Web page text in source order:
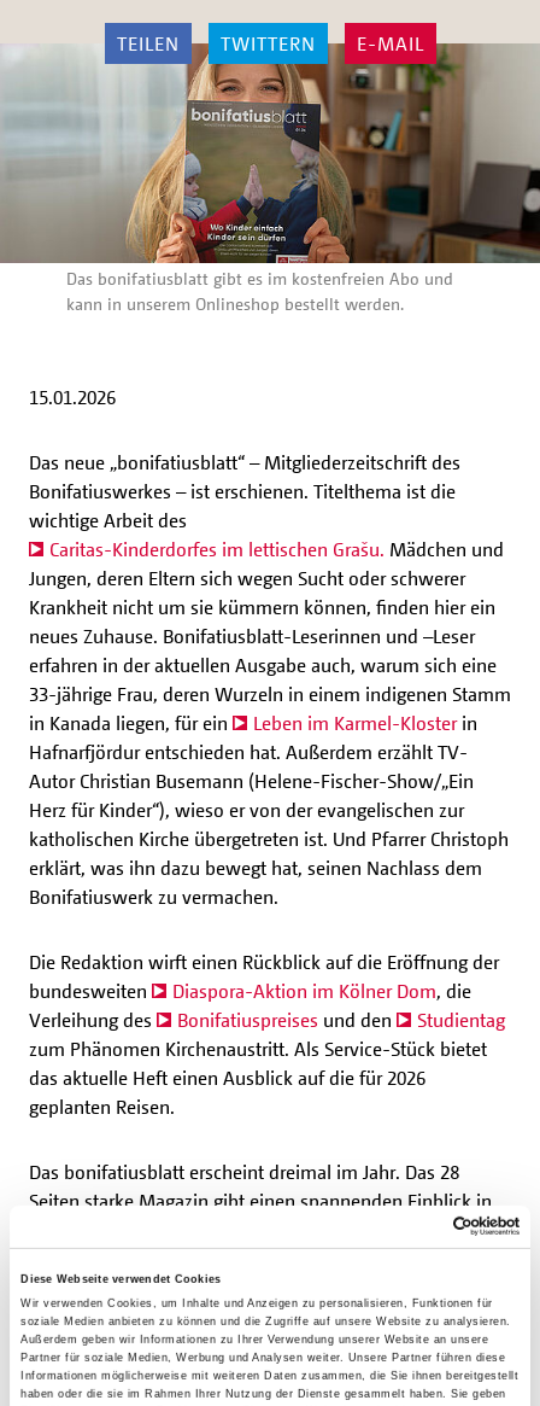
Diese Webseite verwendet Cookies
Wir verwenden Cookies, um Inhalte und Anzeigen zu personalisieren, Funktionen für
soziale Medien anbieten zu können und die Zugriffe auf unsere Website zu analysieren.
Außerdem geben wir Informationen zu Ihrer Verwendung unserer Website an unsere
Partner für soziale Medien, Werbung und Analysen weiter. Unsere Partner führen diese
Informationen möglicherweise mit weiteren Daten zusammen, die Sie ihnen bereitgestellt
haben oder die sie im Rahmen Ihrer Nutzung der Dienste gesammelt haben. Sie geben
TEILEN TWITTERN E-MAIL
Das bonifatiusblatt gibt es im kostenfreien Abo und
kann in unserem Onlineshop bestellt werden.
15.01.2026
Das neue „bonifatiusblatt“ – Mitgliederzeitschrift des
Bonifatiuswerkes – ist erschienen. Titelthema ist die
wichtige Arbeit des
Caritas-Kinderdorfes im lettischen Grašu. Mädchen und
Jungen, deren Eltern sich wegen Sucht oder schwerer
Krankheit nicht um sie kümmern können, finden hier ein
neues Zuhause. Bonifatiusblatt-Leserinnen und –Leser
erfahren in der aktuellen Ausgabe auch, warum sich eine
33-jährige Frau, deren Wurzeln in einem indigenen Stamm
in Kanada liegen, für ein
Leben im Karmel-Klosterin
Hafnarfjördur entschieden hat. Außerdem erzählt TV-
Autor Christian Busemann (Helene-Fischer-Show/„Ein
Herz für Kinder“), wieso er von der evangelischen zur
katholischen Kirche übergetreten ist. Und Pfarrer Christoph
erklärt, was ihn dazu bewegt hat, seinen Nachlass dem
Bonifatiuswerk zu vermachen.
Die Redaktion wirft einen Rückblick auf die Eröffnung der
bundesweiten
Diaspora-Aktion im Kölner Dom, die
Verleihung des
Bonifatiuspreises und den
Studientag
zum Phänomen Kirchenaustritt. Als Service-Stück bietet
das aktuelle Heft einen Ausblick auf die für 2026
geplanten Reisen.
Das bonifatiusblatt erscheint dreimal im Jahr. Das 28
Seiten starke Magazin gibt einen spannenden Einblick in
die Arbeit des Bonifatiuswerkes als international tätiges
Interviews die Vielfalt einer lebendigen Weltkirche ab.
Das bonifatiusblatt gibt es im kostenfreien Abo und kann
in unserem
Onlineshopbestellt werden. Halten Sie sich